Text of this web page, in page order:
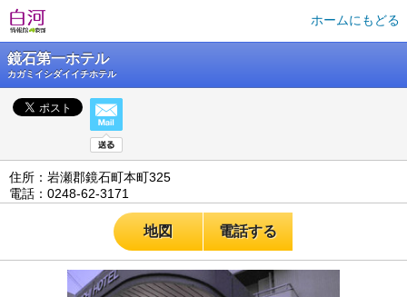
ホームにもどる
鏡石第一ホテル
カガミイシダイイチホテル
住所：岩瀬郡鏡石町本町325
電話：0248-62-3171
地図 電話する